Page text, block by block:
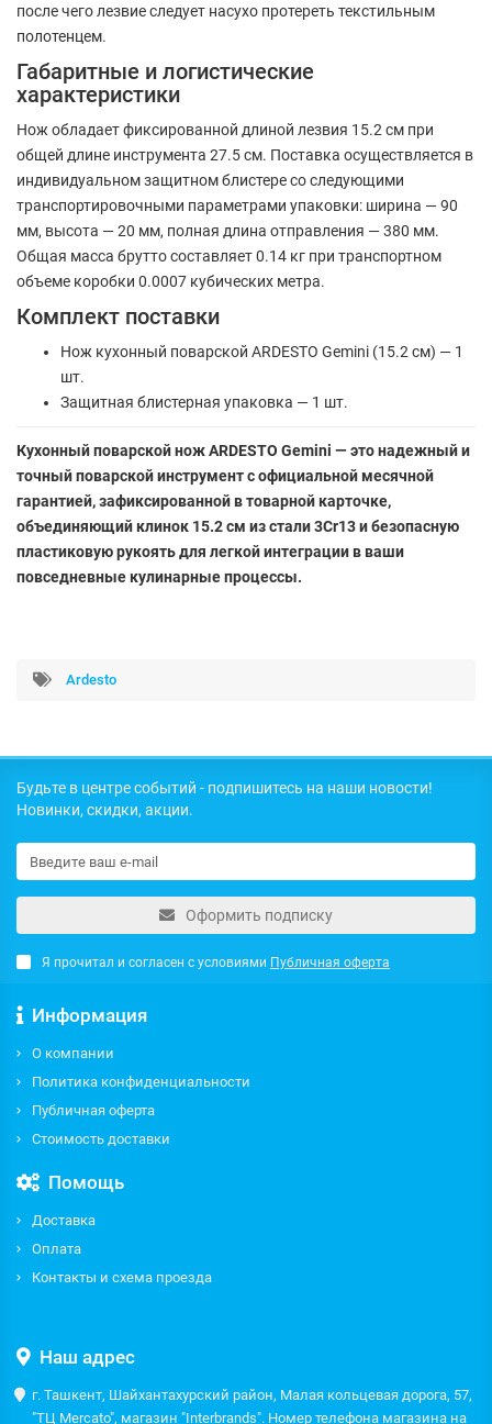
после чего лезвие следует насухо протереть текстильным
полотенцем.
Габаритные и логистические
характеристики
Нож обладает фиксированной длиной лезвия 15.2 см при
общей длине инструмента 27.5 см. Поставка осуществляется в
индивидуальном защитном блистере со следующими
транспортировочными параметрами упаковки: ширина — 90
мм, высота — 20 мм, полная длина отправления — 380 мм.
Общая масса брутто составляет 0.14 кг при транспортном
объеме коробки 0.0007 кубических метра.
Комплект поставки
Нож кухонный поварской ARDESTO Gemini (15.2 см) — 1
шт.
Защитная блистерная упаковка — 1 шт.
Кухонный поварской нож ARDESTO Gemini — это надежный и
точный поварской инструмент с официальной месячной
гарантией, зафиксированной в товарной карточке,
объединяющий клинок 15.2 см из стали 3Cr13 и безопасную
пластиковую рукоять для легкой интеграции в ваши
повседневные кулинарные процессы.
Ardesto
Будьте в центре событий - подпишитесь на наши новости!
Новинки, скидки, акции.
Оформить подписку
Я прочитал и согласен с условиями Публичная оферта
Информация
О компании
Политика конфиденциальности
Публичная оферта
Стоимость доставки
Помощь
Доставка
Оплата
Контакты и схема проезда
Наш адрес
г. Ташкент, Шайхантахурский район, Малая кольцевая дорога, 57,
"ТЦ Mercato", магазин "Interbrands". Номер телефона магазина на